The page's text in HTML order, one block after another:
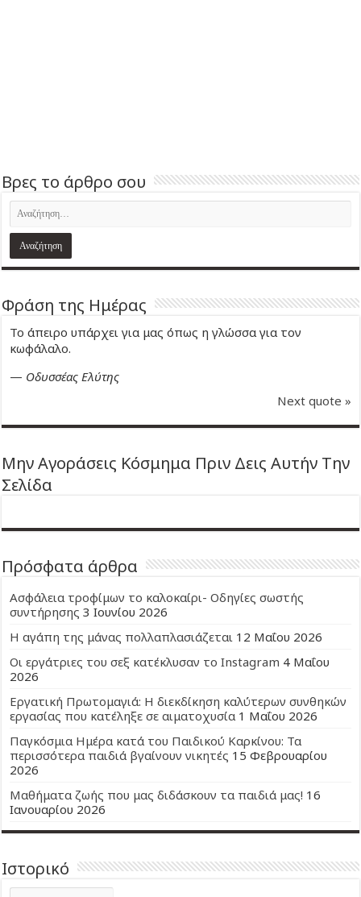
Βρες το άρθρο σου
Φράση της Ημέρας
Το άπειρο υπάρχει για μας όπως η γλώσσα για τον
κωφάλαλο.
— Οδυσσέας Ελύτης
Next quote »
Μην Αγοράσεις Κόσμημα Πριν Δεις Αυτήν Την
Σελίδα
Πρόσφατα άρθρα
Ασφάλεια τροφίμων το καλοκαίρι- Οδηγίες σωστής
συντήρησης 3 Ιουνίου 2026
Η αγάπη της μάνας πολλαπλασιάζεται 12 Μαΐου 2026
Οι εργάτριες του σεξ κατέκλυσαν το Instagram 4 Μαΐου
2026
Εργατική Πρωτομαγιά: Η διεκδίκηση καλύτερων συνθηκών
εργασίας που κατέληξε σε αιματοχυσία 1 Μαΐου 2026
Παγκόσμια Ημέρα κατά του Παιδικού Καρκίνου: Τα
περισσότερα παιδιά βγαίνουν νικητές 15 Φεβρουαρίου
2026
Μαθήματα ζωής που μας διδάσκουν τα παιδιά μας! 16
Ιανουαρίου 2026
Ιστορικό